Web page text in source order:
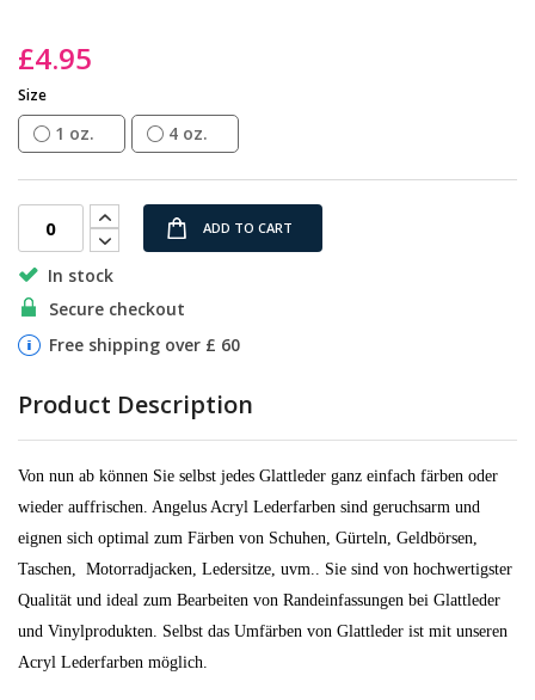
images
gallery
£4.95
Size
1 oz. 4 oz.
ADD TO CART
In stock
Secure checkout
Free shipping over £ 60
Product Description
Von nun ab können Sie selbst jedes Glattleder ganz einfach färben oder
wieder auffrischen. Angelus Acryl Lederfarben sind geruchsarm und
eignen sich optimal zum Färben von Schuhen, Gürteln, Geldbörsen,
Taschen, Motorradjacken, Ledersitze, uvm.. Sie sind von hochwertigster
Qualität und ideal zum Bearbeiten von Randeinfassungen bei Glattleder
und Vinylprodukten. Selbst das Umfärben von Glattleder ist mit unseren
Acryl Lederfarben möglich.